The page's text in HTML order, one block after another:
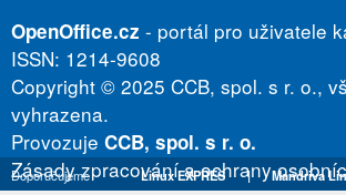
OpenOffice.cz - portál pro uživatele
ISSN: 1214-9608
Copyright © 2025 CCB, spol. s r. o.,
vyhrazena.
Provozuje CCB, spol. s r. o.
Zásady zpracování a ochrany
Doporučujeme Linux EXPRES | Mandriva